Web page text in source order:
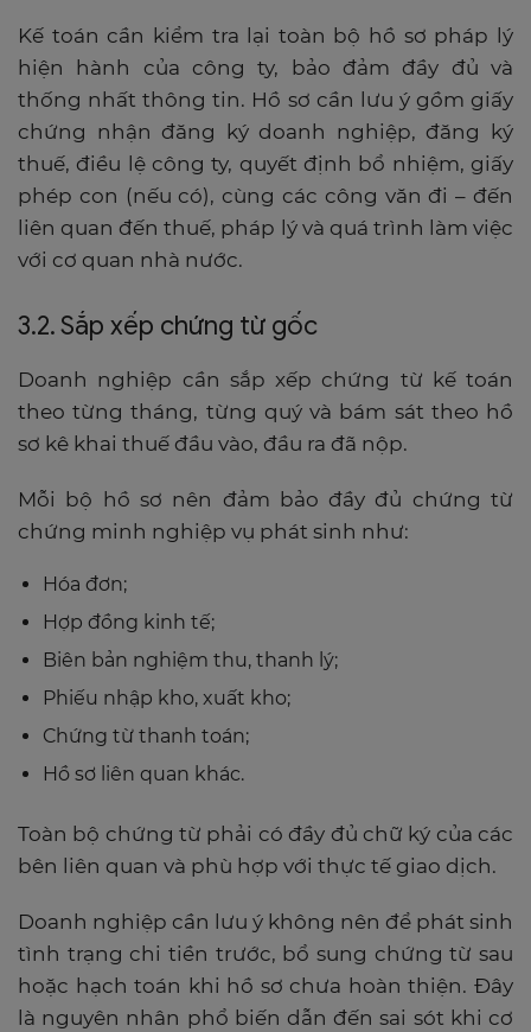
Kế toán cần kiểm tra lại toàn bộ hồ sơ pháp lý
hiện hành của công ty, bảo đảm đầy đủ và
thống nhất thông tin. Hồ sơ cần lưu ý gồm giấy
chứng nhận đăng ký doanh nghiệp, đăng ký
thuế, điều lệ công ty, quyết định bổ nhiệm, giấy
phép con (nếu có), cùng các công văn đi – đến
liên quan đến thuế, pháp lý và quá trình làm việc
với cơ quan nhà nước.
3.2. Sắp xếp chứng từ gốc
Doanh nghiệp cần sắp xếp chứng từ kế toán
theo từng tháng, từng quý và bám sát theo hồ
sơ kê khai thuế đầu vào, đầu ra đã nộp.
Mỗi bộ hồ sơ nên đảm bảo đầy đủ chứng từ
chứng minh nghiệp vụ phát sinh như:
Hóa đơn;
Hợp đồng kinh tế;
Biên bản nghiệm thu, thanh lý;
Phiếu nhập kho, xuất kho;
Chứng từ thanh toán;
Hồ sơ liên quan khác.
Toàn bộ chứng từ phải có đầy đủ chữ ký của các
bên liên quan và phù hợp với thực tế giao dịch.
Doanh nghiệp cần lưu ý không nên để phát sinh
tình trạng chi tiền trước, bổ sung chứng từ sau
hoặc hạch toán khi hồ sơ chưa hoàn thiện. Đây
là nguyên nhân phổ biến dẫn đến sai sót khi cơ